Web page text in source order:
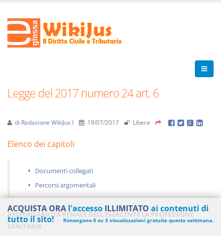
Legge del 2017 numero 24 art. 6
di Redazione WikiJus I 19/07/2017 Libera
Elenco dei capitoli
Documenti collegati
Percorsi argomentali
RESPONSABILITÀ PENALE DELL'ESERCENTE LA PROFESSIONE
SANITARIA
ACQUISTA ORA l'accesso ILLIMITATO ai contenuti di
tutto il sito!
Rimangono 0 su 3 visualizzazioni gratuite questa settimana.